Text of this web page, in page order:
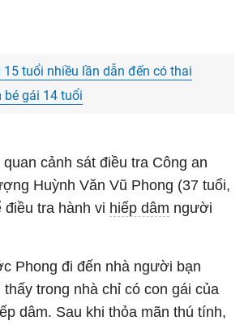
tuổi nhiều lần dẫn đến có thai
bé gái 14 tuổi
cảnh sát điều tra Công an
Huỳnh Văn Vũ Phong (37 tuổi,
điều tra hành vi hiếp dâm người
Phong đi đến nhà người bạn
trong nhà chỉ có con gái của
dâm. Sau khi thỏa mãn thú tính,